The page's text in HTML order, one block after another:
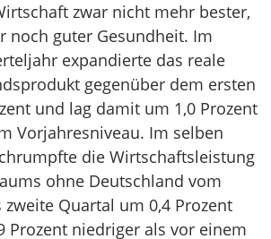
zwar nicht mehr bester,
noch guter Gesundheit. Im
expandierte das reale
gegenüber dem ersten
und lag damit um 1,0 Prozent
Vorjahresniveau. Im selben
die Wirtschaftsleistung
ohne Deutschland vom
zweite Quartal um 0,4 Prozent
Prozent niedriger als vor einem